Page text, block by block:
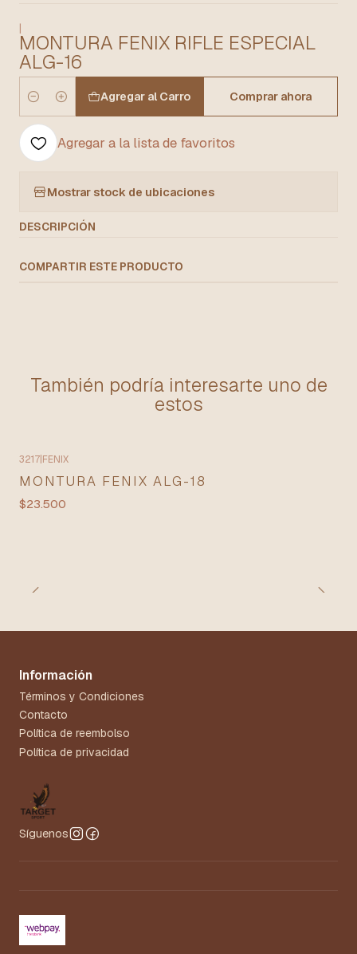
|
MONTURA FENIX RIFLE ESPECIAL
ALG-16
Cantidad
Agregar al Carro Comprar ahora
Agregar a la lista de favoritos
Mostrar stock de ubicaciones
DESCRIPCIÓN
COMPARTIR ESTE PRODUCTO
También podría interesarte uno de
estos
3217 FENIX
MONTURA FENIX ALG-18
$23.500
Información
Términos y Condiciones
Contacto
Política de reembolso
Política de privacidad
Síguenos